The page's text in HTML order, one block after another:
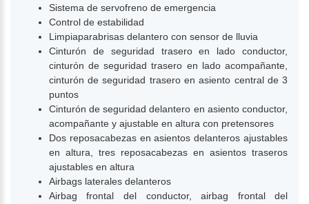
Sistema de servofreno de emergencia
Control de estabilidad
Limpiaparabrisas delantero con sensor de lluvia
Cinturón de seguridad trasero en lado conductor,
cinturón de seguridad trasero en lado acompañante,
cinturón de seguridad trasero en asiento central de 3
puntos
Cinturón de seguridad delantero en asiento conductor,
acompañante y ajustable en altura con pretensores
Dos reposacabezas en asientos delanteros ajustables
en altura, tres reposacabezas en asientos traseros
ajustables en altura
Airbags laterales delanteros
Airbag frontal del conductor, airbag frontal del